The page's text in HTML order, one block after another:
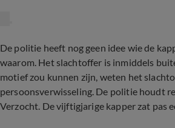
De politie heeft nog geen idee wie de
waarom. Het slachtoffer is inmiddels
motief zou kunnen zijn, weten het
persoonsverwisseling. De politie houdt
Verzocht. De vijftigjarige kapper zat pas